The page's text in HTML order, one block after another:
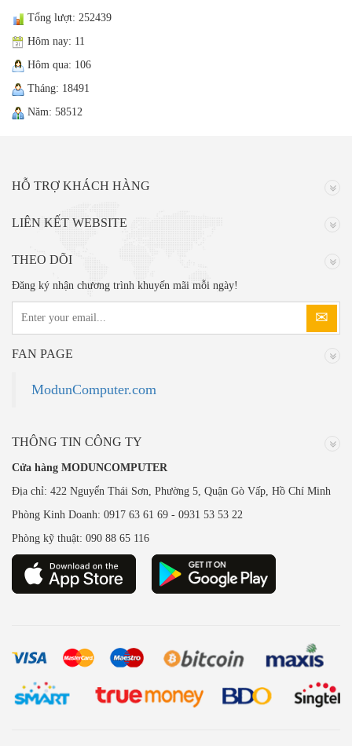
Tổng lượt: 252439
Hôm nay: 11
Hôm qua: 106
Tháng: 18491
Năm: 58512
HỖ TRỢ KHÁCH HÀNG
LIÊN KẾT WEBSITE
THEO DÕI
Đăng ký nhận chương trình khuyến mãi mỗi ngày!
FAN PAGE
ModunComputer.com
THÔNG TIN CÔNG TY
Cửa hàng MODUNCOMPUTER
Địa chỉ: 422 Nguyển Thái Sơn, Phường 5, Quận Gò Vấp, Hồ Chí Minh
Phòng Kinh Doanh: 0917 63 61 69 - 0931 53 53 22
Phòng kỹ thuật: 090 88 65 116